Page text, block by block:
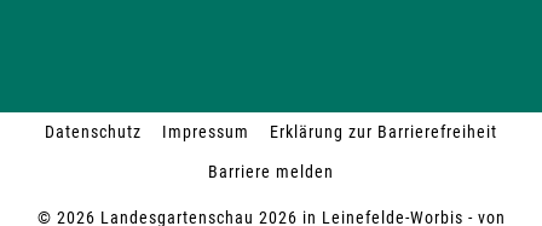
© 2026 Landesgartenschau 2026 in Leinefelde-Worbis - von
Datenschutz Impressum
Erklärung zur Barrierefreiheit
Barriere melden